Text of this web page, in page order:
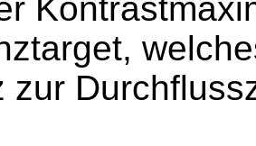
zur